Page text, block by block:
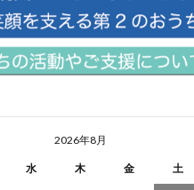
2026年8月
水 木 金 土